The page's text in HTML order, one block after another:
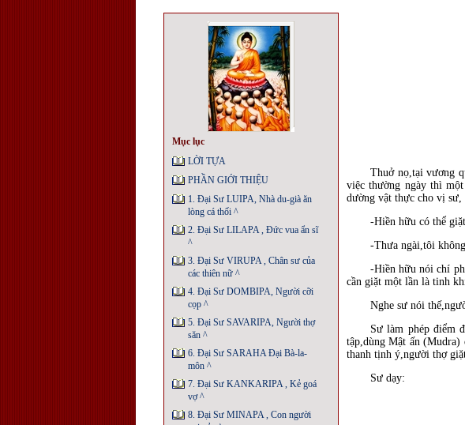
Mục lục
LỜI TỰA
PHẦN GIỚI THIỆU
1. Đại Sư LUIPA, Nhà du-già ăn
lòng cá thối ^
2. Đại Sư LILAPA , Ðức vua ẩn sĩ
^
3. Đại Sư VIRUPA , Chân sư của
các thiên nữ ^
4. Đại Sư DOMBIPA, Người cỡi
cọp ^
5. Đại Sư SAVARIPA, Người thợ
săn ^
6. Đại Sư SARAHA Ðại Bà-la-
môn ^
7. Đại Sư KANKARIPA , Kẻ goá
vợ ^
8. Đại Sư MINAPA , Con người
Thuở nọ,tại vương
việc thường ngày thì
dường vật thực cho vị sư,
-Hiền hữu có thể
-Thưa ngài,tôi
-Hiền hữu nói chí
cần giặt một lần là tinh
Nghe sư nói
Sư làm phép điểm
tập,dùng Mật ấn (Mudra)
thanh tịnh ý,người thợ
Sư dạy: